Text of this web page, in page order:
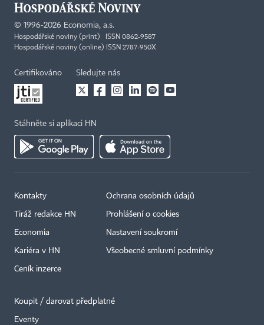
© 1996-2026 Economia, a.s.
Hospodářské noviny (print) ISSN 0862-9587
Hospodářské noviny (online) ISSN 2787-950X
Certifikováno Sledujte nás
Stáhněte si aplikaci HN
Kontakty
Tiráž redakce HN
Economia
Kariéra v HN
Ceník inzerce
Ochrana osobních údajů
Prohlášení o cookies
Nastavení soukromí
Všeobecné smluvní podmínky
Koupit / darovat předplatné
Eventy